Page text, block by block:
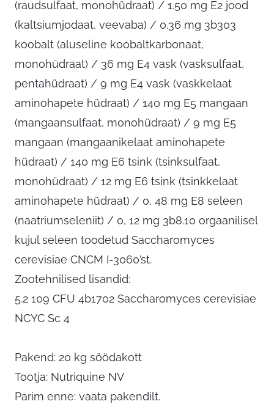
(raudsulfaat, monohüdraat) / 1.50 mg E2 jood
(kaltsiumjodaat, veevaba) / 0.36 mg 3b303
koobalt (aluseline koobaltkarbonaat,
monohüdraat) / 36 mg E4 vask (vasksulfaat,
pentahüdraat) / 9 mg E4 vask (vaskkelaat
aminohapete hüdraat) / 140 mg E5 mangaan
(mangaansulfaat, monohüdraat) / 9 mg E5
mangaan (mangaanikelaat aminohapete
hüdraat) / 140 mg E6 tsink (tsinksulfaat,
monohüdraat) / 12 mg E6 tsink (tsinkkelaat
aminohapete hüdraat) / 0, 48 mg E8 seleen
(naatriumseleniit) / 0, 12 mg 3b8.10 orgaanilisel
kujul seleen toodetud Saccharomyces
cerevisiae CNCM I-3060’st.
Zootehnilised lisandid:
5.2 109 CFU 4b1702 Saccharomyces cerevisiae
NCYC Sc 4
Pakend: 20 kg söödakott
Tootja: Nutriquine NV
Parim enne: vaata pakendilt.